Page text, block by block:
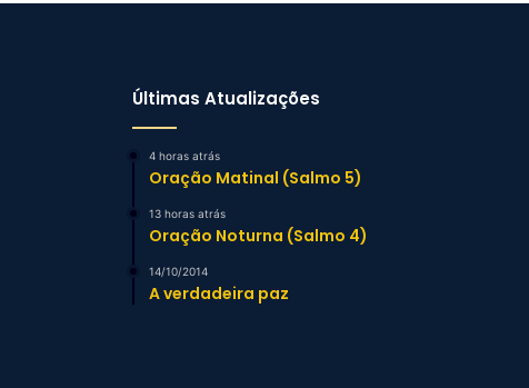
Últimas Atualizações
4 horas atrás
Oração Matinal (Salmo 5)
13 horas atrás
Oração Noturna (Salmo 4)
14/10/2014
A verdadeira paz